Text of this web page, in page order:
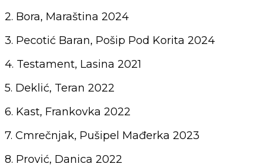
2. Bora, Maraština 2024
3. Pecotić Baran, Pošip Pod Korita 2024
4. Testament, Lasina 2021
5. Deklić, Teran 2022
6. Kast, Frankovka 2022
7. Cmrečnjak, Pušipel Mađerka 2023
8. Prović, Danica 2022